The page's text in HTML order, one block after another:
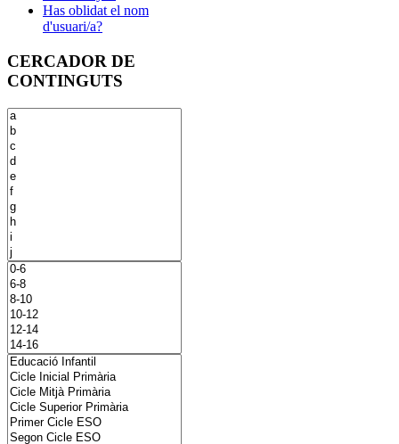
Has oblidat el nom
d'usuari/a?
CERCADOR DE
CONTINGUTS